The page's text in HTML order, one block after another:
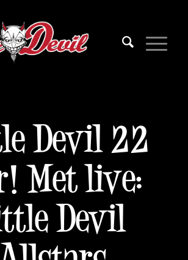
Devil 22
Met live:
Devil